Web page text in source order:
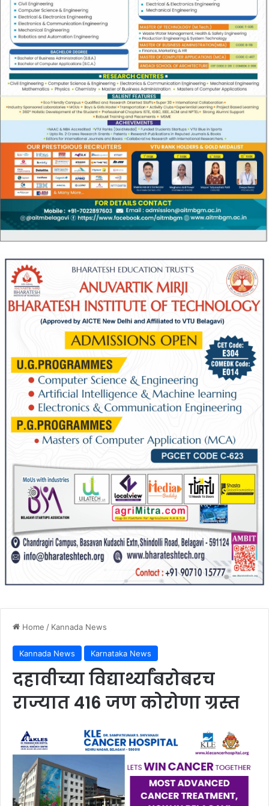
Home / Kannada News
Kannada News Karnataka News
दहावीच्या विद्यार्थ्यांबरोबरच
राज्यात 416 जण कोरोणा ग्रस्त